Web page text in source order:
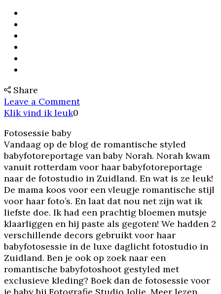
Share
Leave a Commenton
Klik vind ik leuk0
Fotosessie baby
Vandaag op de blog de romantische styled
babyfotoreportage van baby Norah. Norah kwam
vanuit rotterdam voor haar babyfotoreportage
naar de fotostudio in Zuidland. En wat is ze leuk!
De mama koos voor een vleugje romantische stijl
voor haar foto’s. En laat dat nou net zijn wat ik
liefste doe. Ik had een prachtig bloemen mutsje
klaarliggen en hij paste als gegoten! We hadden 2
verschillende decors gebruikt voor haar
babyfotosessie in de luxe daglicht fotostudio in
Zuidland. Ben je ook op zoek naar een
romantische babyfotoshoot gestyled met
exclusieve kleding? Boek dan de fotosessie voor
je baby bij Fotografie Studio Jolie. Meer lezen